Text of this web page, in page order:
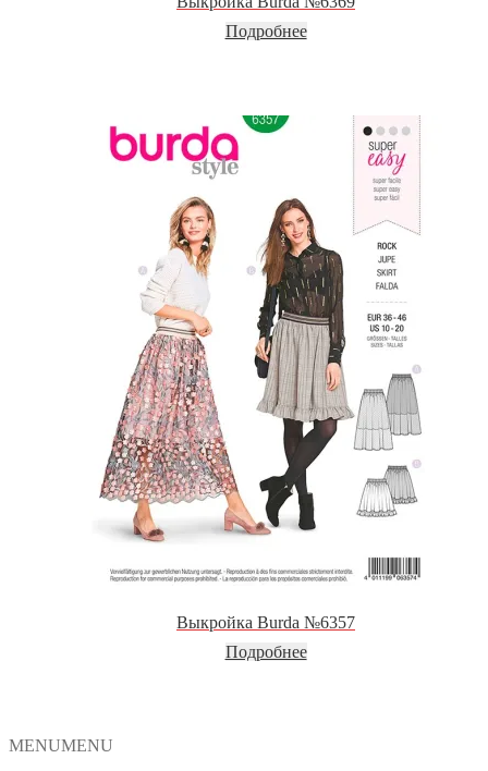
Подробнее
Выкройка Burda №6357
Подробнее
MENUMENU